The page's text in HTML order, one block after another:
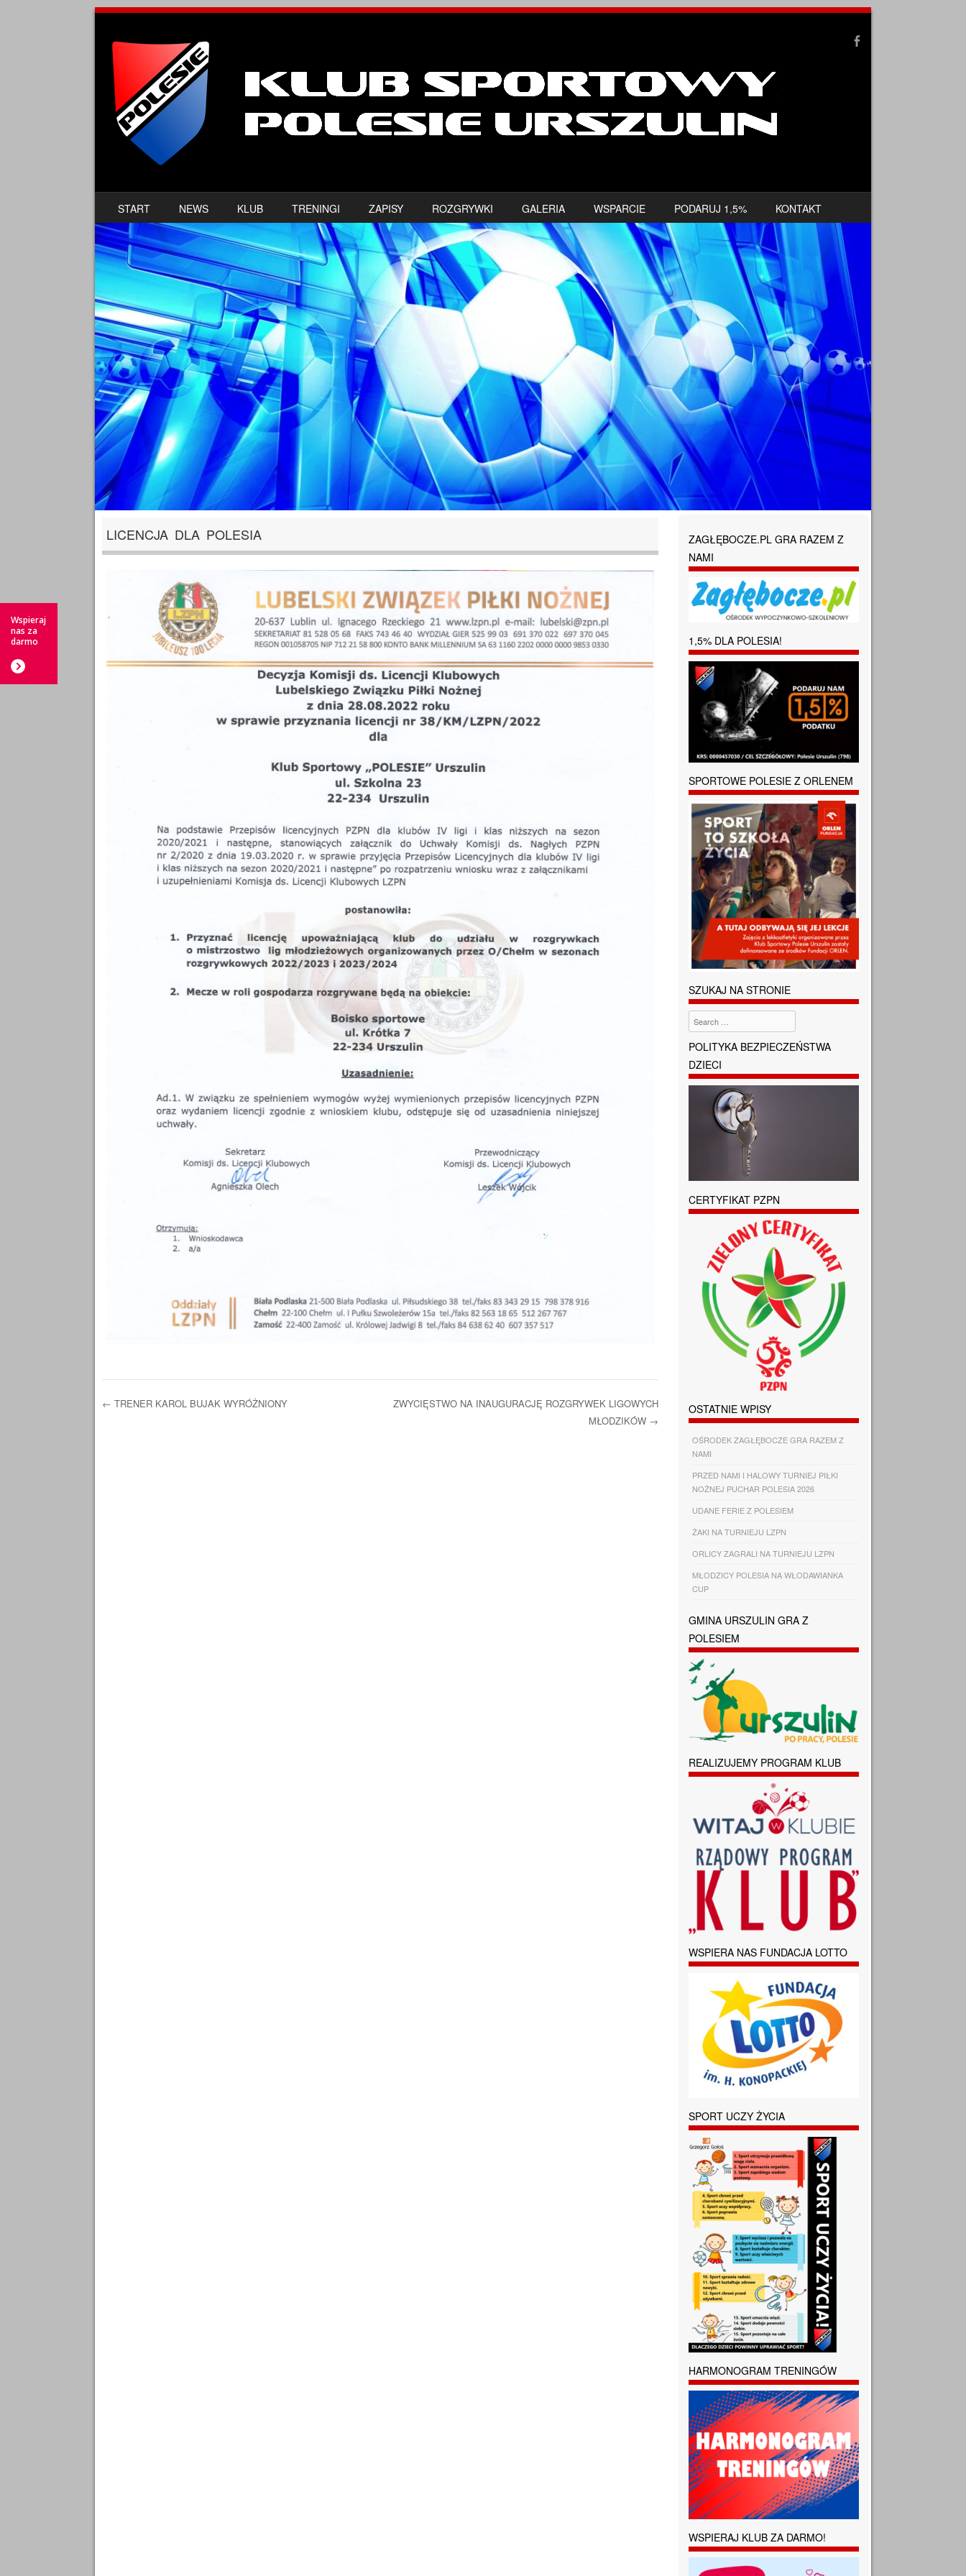
MENU
SKIP TO CONTENT
START NEWS KLUB TRENINGI ZAPISY ROZGRYWKI GALERIA WSPARCIE PODARUJ 1,5% KONTAKT
LICENCJA DLA POLESIA
← TRENER KAROL BUJAK WYRÓŻNIONY
ZWYCIĘSTWO NA INAUGURACJĘ ROZGRYWEK LIGOWYCH
MŁODZIKÓW →
ZAGŁĘBOCZE.PL GRA RAZEM Z
NAMI
1,5% DLA POLESIA!
SPORTOWE POLESIE Z ORLENEM
SZUKAJ NA STRONIE
Search
POLITYKA BEZPIECZEŃSTWA
DZIECI
CERTYFIKAT PZPN
OSTATNIE WPISY
OŚRODEK ZAGŁĘBOCZE GRA RAZEM Z
NAMI
PRZED NAMI I HALOWY TURNIEJ PIŁKI
NOŻNEJ PUCHAR POLESIA 2026
UDANE FERIE Z POLESIEM
ŻAKI NA TURNIEJU LZPN
ORLICY ZAGRALI NA TURNIEJU LZPN
MŁODZICY POLESIA NA WŁODAWIANKA
CUP
GMINA URSZULIN GRA Z
POLESIEM
REALIZUJEMY PROGRAM KLUB
WSPIERA NAS FUNDACJA LOTTO
SPORT UCZY ŻYCIA
HARMONOGRAM TRENINGÓW
WSPIERAJ KLUB ZA DARMO!
Wspieraj
nas za
darmo